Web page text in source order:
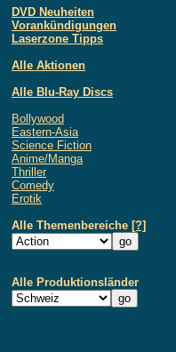
DVD Neuheiten
Vorankündigungen
Laserzone Tipps
Alle Aktionen
Alle Blu-Ray Discs
Bollywood
Eastern-Asia
Science Fiction
Anime/Manga
Thriller
Comedy
Erotik
Alle Themenbereiche [?]
Alle Produktionsländer